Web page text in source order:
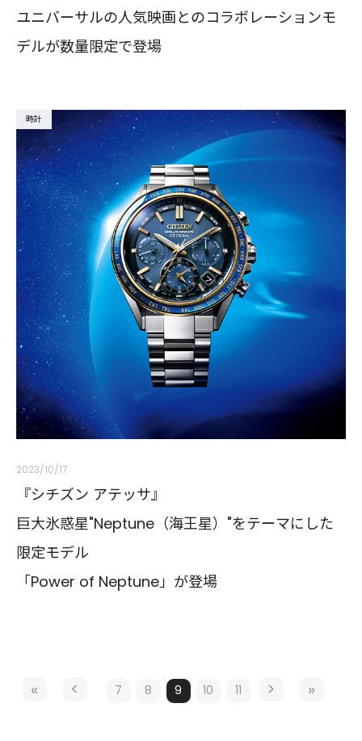
ユニバーサルの人気映画とのコラボレーションモ
デルが数量限定で登場
時計
2023/10/17
『シチズン アテッサ』
巨大氷惑星"Neptune（海王星）"をテーマにした
限定モデル
「Power of Neptune」が登場
7 8 9 10 11